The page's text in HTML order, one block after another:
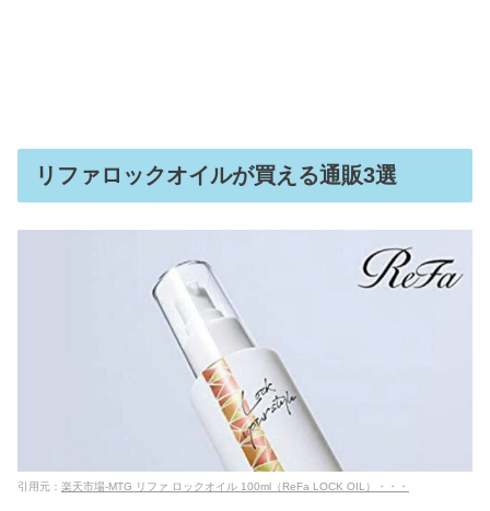
リファロックオイルが買える通販3選
引用元： 楽天市場-MTG リファ ロックオイル 100ml（ReFa LOCK OIL）・・・